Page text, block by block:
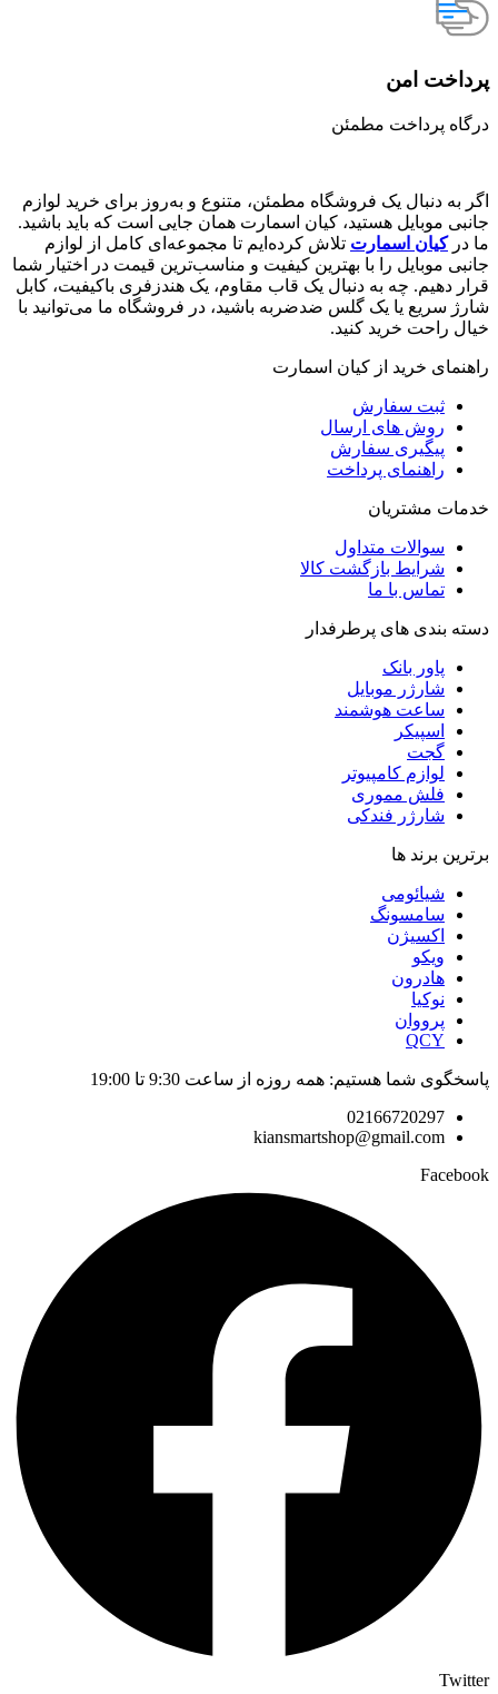
پرداخت امن
درگاه پرداخت مطمئن
اگر به دنبال یک فروشگاه مطمئن، متنوع و به‌روز برای خرید لوازم
جانبی موبایل هستید، کیان اسمارت همان جایی است که باید باشید.
ما درکیان اسمارت تلاش کرده‌ایم تا مجموعه‌ای کامل از لوازم
جانبی موبایل را با بهترین کیفیت و مناسب‌ترین قیمت در اختیار شما
قرار دهیم. چه به دنبال یک قاب مقاوم، یک هندزفری باکیفیت، کابل
شارژ سریع یا یک گلس ضدضربه باشید، در فروشگاه ما می‌توانید با
خیال راحت خرید کنید.
راهنمای خرید از کیان اسمارت
ثبت سفارش
روش‌ های ارسال
پیگیری سفارش
راهنمای پرداخت
خدمات مشتریان
سوالات متداول
شرایط بازگشت کالا
تماس با ما
دسته بندی های پرطرفدار
پاور بانک
شارژر موبایل
ساعت هوشمند
اسپیکر
گجت
لوازم کامپیوتر
فلش مموری
شارژر فندکی
برترین برند ها
شیائومی
سامسونگ
اکسیژن
ویکو
هادرون
نوکیا
پرووان
QCY
پاسخگوی شما هستیم: همه روزه از ساعت 9:30 تا 19:00
02166720297
kiansmartshop@gmail.com
Facebook
Twitter